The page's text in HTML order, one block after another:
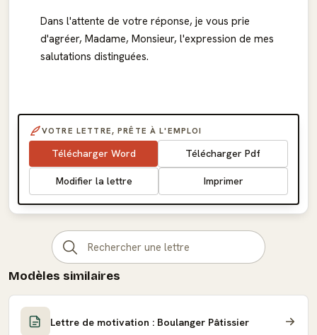
Dans l'attente de votre réponse, je vous prie
d'agréer, Madame, Monsieur, l'expression de mes
salutations distinguées.
VOTRE LETTRE, PRÊTE À L'EMPLOI
Télécharger Word Télécharger Pdf
Modifier la lettre Imprimer
Modèles similaires
Lettre de motivation : Boulanger Pâtissier